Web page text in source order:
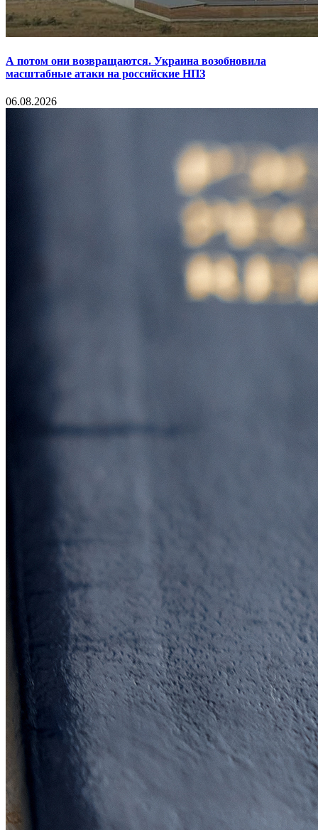
А потом они возвращаются. Украина возобновила
масштабные атаки на российские НПЗ
06.08.2026